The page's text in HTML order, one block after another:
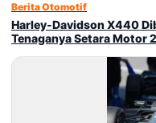
Berita Otomotif
Harley-Davidson X440
Tenaganya Setara Motor